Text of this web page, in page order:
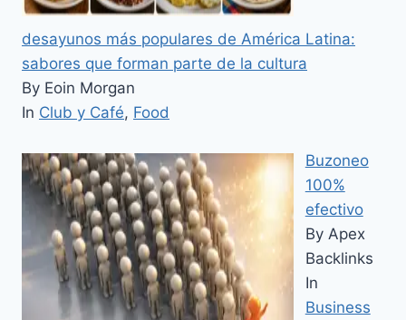
desayunos más populares de América Latina:
sabores que forman parte de la cultura
By Eoin Morgan
In Club y Café, Food
Buzoneo
100%
efectivo
By Apex
Backlinks
In
Business